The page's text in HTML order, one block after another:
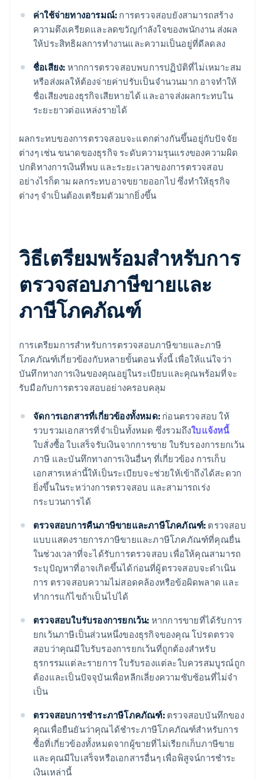
ค่าใช้จ่ายทางอารมณ์: การตรวจสอบยังสามารถสร้าง
ความตึงเครียดและลดขวัญกำลังใจของพนักงาน ส่งผล
ให้ประสิทธิผลการทำงานและความเป็นอยู่ที่ดีลดลง
ชื่อเสียง: หากการตรวจสอบพบการปฏิบัติที่ไม่เหมาะสม
หรือส่งผลให้ต้องจ่ายค่าปรับเป็นจำนวนมาก อาจทำให้
ชื่อเสียงของธุรกิจเสียหายได้ และอาจส่งผลกระทบใน
ระยะยาวต่อแหล่งรายได้
ผลกระทบของการตรวจสอบจะแตกต่างกันขึ้นอยู่กับปัจจัย
ต่างๆ เช่น ขนาดของธุรกิจ ระดับความรุนแรงของความผิด
ปกติทางการเงินที่พบ และระยะเวลาของการตรวจสอบ
อย่างไรก็ตาม ผลกระทบอาจขยายออกไป ซึ่งทำให้ธุรกิจ
ต่างๆ จำเป็นต้องเตรียมตัวมากยิ่งขึ้น
วิธีเตรียมพร้อมสําหรับการ
ตรวจสอบภาษีขายและ
ภาษีโภคภัณฑ์
การเตรียมการสำหรับการตรวจสอบภาษีขายและภาษี
โภคภัณฑ์เกี่ยวข้องกับหลายขั้นตอน ทั้งนี้ เพื่อให้แน่ใจว่า
บันทึกทางการเงินของคุณอยู่ในระเบียบและคุณพร้อมที่จะ
รับมือกับการตรวจสอบอย่างครอบคลุม
จัดการเอกสารที่เกี่ยวข้องทั้งหมด: ก่อนตรวจสอบ ให้
รวบรวมเอกสารที่จําเป็นทั้งหมด ซึ่งรวมถึงใบแจ้งหนี้
ใบสั่งซื้อ ใบเสร็จรับเงินจากการขาย ใบรับรองการยกเว้น
ภาษี และบันทึกทางการเงินอื่นๆ ที่เกี่ยวข้อง การเก็บ
เอกสารเหล่านี้ให้เป็นระเบียบจะช่วยให้เข้าถึงได้สะดวก
ยิ่งขึ้นในระหว่างการตรวจสอบ และสามารถเร่ง
กระบวนการได้
ตรวจสอบการคืนภาษีขายและภาษีโภคภัณฑ์: ตรวจสอบ
แบบแสดงรายการภาษีขายและภาษีโภคภัณฑ์ที่คุณยื่น
ในช่วงเวลาที่จะได้รับการตรวจสอบ เพื่อให้คุณสามารถ
ระบุปัญหาที่อาจเกิดขึ้นได้ก่อนที่ผู้ตรวจสอบจะดำเนิน
การ ตรวจสอบความไม่สอดคล้องหรือข้อผิดพลาด และ
ทําการแก้ไขถ้าเป็นไปได้
ตรวจสอบใบรับรองการยกเว้น: หากการขายที่ได้รับการ
ยกเว้นภาษีเป็นส่วนหนึ่งของธุรกิจของคุณ โปรดตรวจ
สอบว่าคุณมีใบรับรองการยกเว้นที่ถูกต้องสําหรับ
ธุรกรรมแต่ละรายการ ใบรับรองแต่ละใบควรสมบูรณ์ถูก
ต้องและเป็นปัจจุบันเพื่อหลีกเลี่ยงความซับซ้อนที่ไม่จํา
เป็น
ตรวจสอบการชําระภาษีโภคภัณฑ์:ตรวจสอบบันทึกของ
คุณเพื่อยืนยันว่าคุณได้ชำระภาษีโภคภัณฑ์สำหรับการ
ซื้อที่เกี่ยวข้องทั้งหมดจากผู้ขายที่ไม่เรียกเก็บภาษีขาย
และคุณมีใบเสร็จหรือเอกสารอื่นๆ เพื่อพิสูจน์การชำระ
เงินเหล่านี้